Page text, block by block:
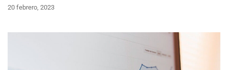
20 febrero, 2023